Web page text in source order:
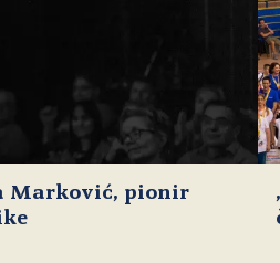
Marković, pionir